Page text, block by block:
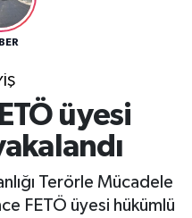
üyesi
Terörle Mücadele
FETÖ üyesi hükümlü